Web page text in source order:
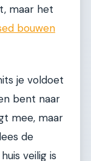
maar het
bouwen
je voldoet
bent naar
mee, maar
de
veilig is